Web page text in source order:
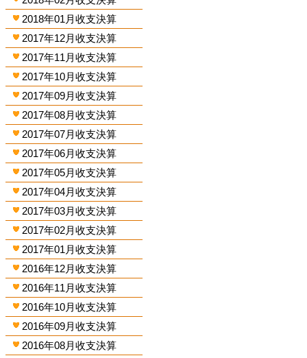
2018年01月收支決算
2017年12月收支決算
2017年11月收支決算
2017年10月收支決算
2017年09月收支決算
2017年08月收支決算
2017年07月收支決算
2017年06月收支決算
2017年05月收支決算
2017年04月收支決算
2017年03月收支決算
2017年02月收支決算
2017年01月收支決算
2016年12月收支決算
2016年11月收支決算
2016年10月收支決算
2016年09月收支決算
2016年08月收支決算